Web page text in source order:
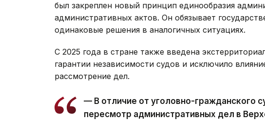
был закреплен новый принцип единообразия
административных актов. Он обязывает
одинаковые решения в аналогичных ситуациях.
С 2025 года в стране также введена
гарантии независимости судов и исключило
рассмотрение дел.
— В отличие от уголовно-гражданского
пересмотр административных дел в